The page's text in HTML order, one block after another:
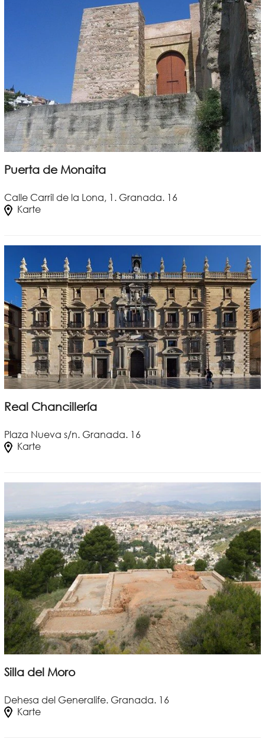
Puerta de Monaita
Calle Carril de la Lona, 1. Granada. 16
Karte
Real Chancillería
Plaza Nueva s/n. Granada. 16
Karte
Silla del Moro
Dehesa del Generalife. Granada. 16
Karte